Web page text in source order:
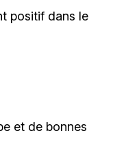
positif dans le
et de bonnes